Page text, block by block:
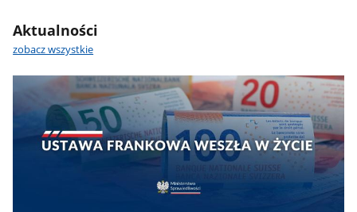
Aktualności
zobacz wszystkie